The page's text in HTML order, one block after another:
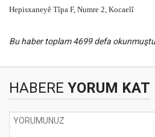
Hepisxaneyê Tîpa F, Numre 2, Kocaelî
Bu haber toplam 4699 defa
HABERE YORUM KAT